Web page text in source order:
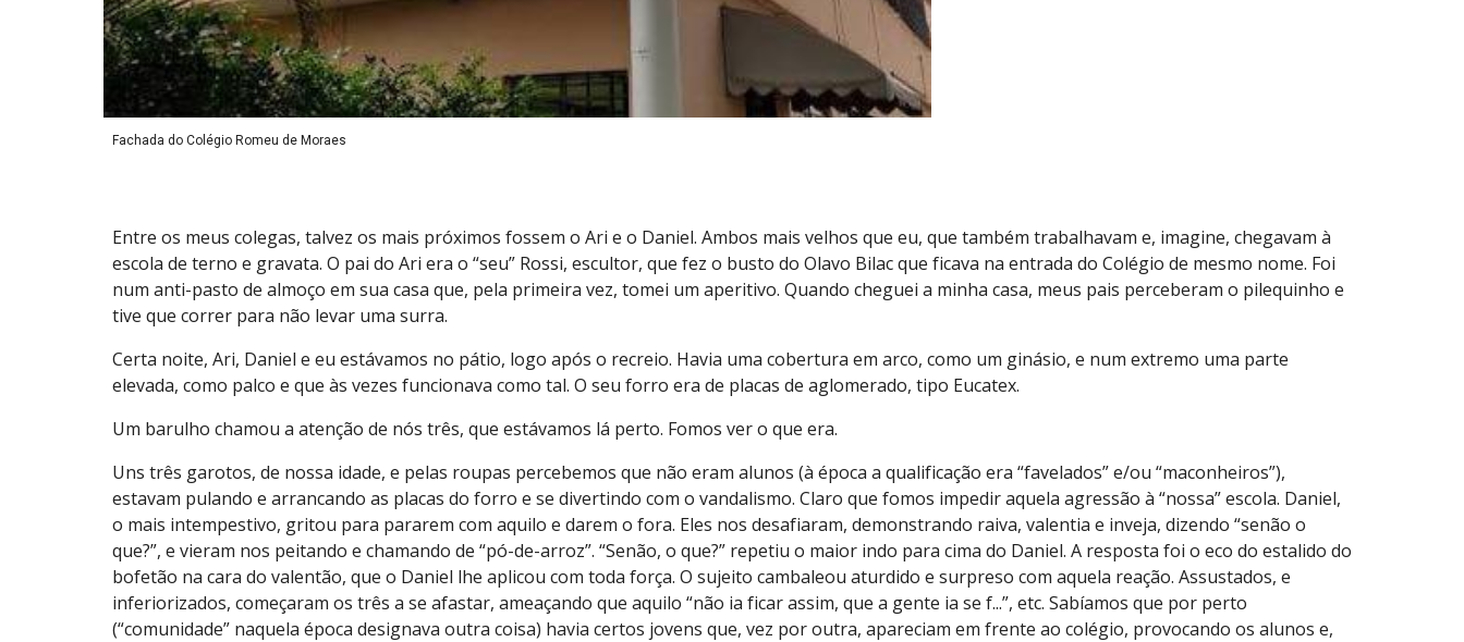
Fachada do Colégio Romeu de Moraes
Entre os meus colegas, talvez os mais próximos fossem o Ari e o Daniel. Ambos mais velhos que eu, que também trabalhavam e, imagine, chegavam à
escola de terno e gravata. O pai do Ari era o “seu” Rossi, escultor, que fez o busto do Olavo Bilac que ficava na entrada do Colégio de mesmo nome. Foi
num anti-pasto de almoço em sua casa que, pela primeira vez, tomei um aperitivo. Quando cheguei a minha casa, meus pais perceberam o pilequinho e
tive que correr para não levar uma surra.
Certa noite, Ari, Daniel e eu estávamos no pátio, logo após o recreio. Havia uma cobertura em arco, como um ginásio, e num extremo uma parte
elevada, como palco e que às vezes funcionava como tal. O seu forro era de placas de aglomerado, tipo Eucatex.
Um barulho chamou a atenção de nós três, que estávamos lá perto. Fomos ver o que era.
Uns três garotos, de nossa idade, e pelas roupas percebemos que não eram alunos (à época a qualificação era “favelados” e/ou “maconheiros”),
estavam pulando e arrancando as placas do forro e se divertindo com o vandalismo. Claro que fomos impedir aquela agressão à “nossa” escola. Daniel,
o mais intempestivo, gritou para pararem com aquilo e darem o fora. Eles nos desafiaram, demonstrando raiva, valentia e inveja, dizendo “senão o
que?”, e vieram nos peitando e chamando de “pó-de-arroz”. “Senão, o que?” repetiu o maior indo para cima do Daniel. A resposta foi o eco do estalido do
bofetão na cara do valentão, que o Daniel lhe aplicou com toda força. O sujeito cambaleou aturdido e surpreso com aquela reação. Assustados, e
inferiorizados, começaram os três a se afastar, ameaçando que aquilo “não ia ficar assim, que a gente ia se f...”, etc. Sabíamos que por perto
(“comunidade” naquela época designava outra coisa) havia certos jovens que, vez por outra, apareciam em frente ao colégio, provocando os alunos e,